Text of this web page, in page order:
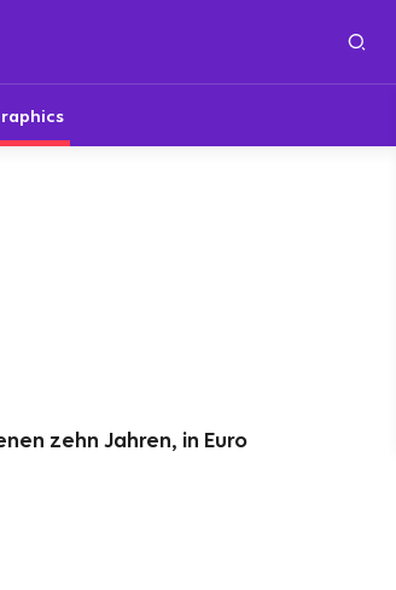
zehn Jahren, in Euro